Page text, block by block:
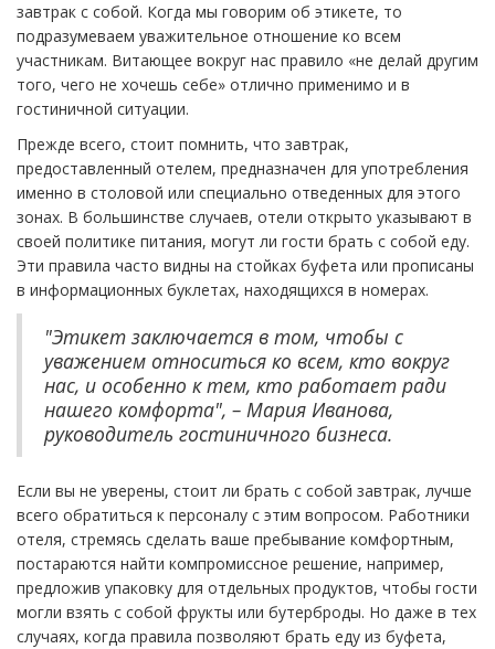
завтрак с собой. Когда мы говорим об этикете, то
подразумеваем уважительное отношение ко всем
участникам. Витающее вокруг нас правило «не делай другим
того, чего не хочешь себе» отлично применимо и в
гостиничной ситуации.
Прежде всего, стоит помнить, что завтрак,
предоставленный отелем, предназначен для употребления
именно в столовой или специально отведенных для этого
зонах. В большинстве случаев, отели открыто указывают в
своей политике питания, могут ли гости брать с собой еду.
Эти правила часто видны на стойках буфета или прописаны
в информационных буклетах, находящихся в номерах.
"Этикет заключается в том, чтобы с
уважением относиться ко всем, кто вокруг
нас, и особенно к тем, кто работает ради
нашего комфорта", – Мария Иванова,
руководитель гостиничного бизнеса.
Если вы не уверены, стоит ли брать с собой завтрак, лучше
всего обратиться к персоналу с этим вопросом. Работники
отеля, стремясь сделать ваше пребывание комфортным,
постараются найти компромиссное решение, например,
предложив упаковку для отдельных продуктов, чтобы гости
могли взять с собой фрукты или бутерброды. Но даже в тех
случаях, когда правила позволяют брать еду из буфета,